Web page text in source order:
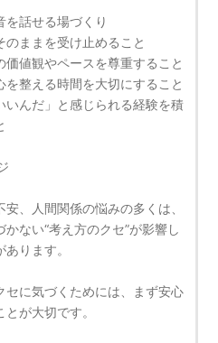
を話せる場づくり
のままを受け止めること
価値観やペースを尊重すること
を整える時間を大切にすること
いんだ」と感じられる経験を積
安、人間関係の悩みの多くは、
かない“考え方のクセ”が影響し
ります。
セに気づくためには、まず安心
とが大切です。